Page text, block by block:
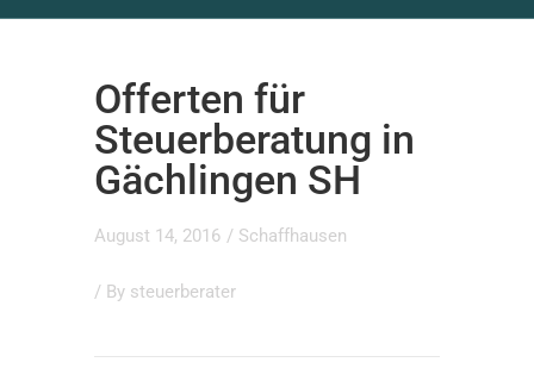
Offerten für
Steuerberatung in
Gächlingen SH
August 14, 2016 / Schaffhausen
/ By steuerberater